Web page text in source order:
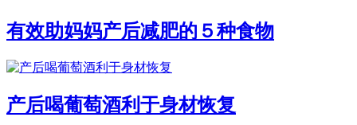
有效助妈妈产后减肥的５种食物
产后喝葡萄酒利于身材恢复